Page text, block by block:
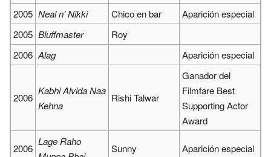
2005 Neal n' Nikki Chico en bar
Aparición especial
2005 Bluffmaster
Roy
2006 Alag Aparición especial
2006
Kabhi Alvida Naa
Kehna
Rishi Talwar
Ganador del
Filmfare Best
Supporting Actor
Award
2006
Lage Raho
Sunny Aparición especial